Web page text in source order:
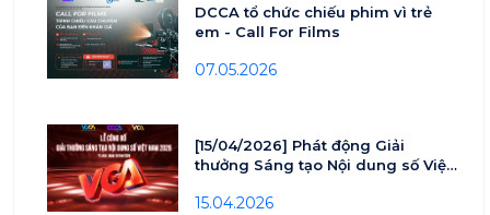
DCCA tổ chức chiếu phim vì trẻ
em - Call For Films
07.05.2026
[15/04/2026] Phát động Giải
thưởng Sáng tạo Nội dung số Việt
15.04.2026